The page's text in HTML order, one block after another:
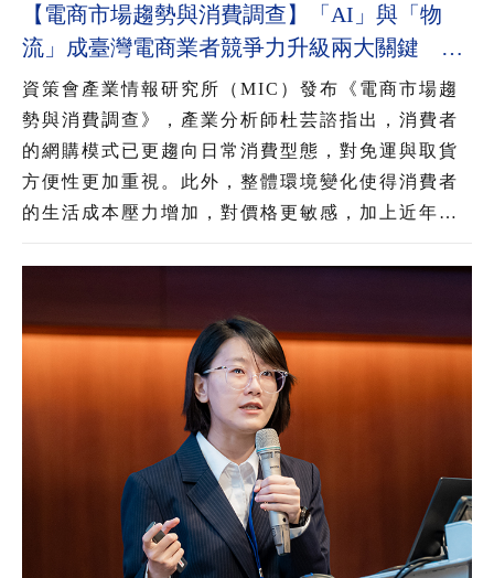
【電商市場趨勢與消費調查】「AI」與「物
流」成臺灣電商業者競爭力升級兩大關鍵 近
七成消費者期待AI比價功能，七成五到貨首選
超取
資策會產業情報研究所（MIC）發布《電商市場趨
勢與消費調查》，產業分析師杜芸諮指出，消費者
的網購模式已更趨向日常消費型態，對免運與取貨
方便性更加重視。此外，整體環境變化使得消費者
的生活成本壓力增加，對價格更敏感，加上近年境
商業者的巨大壓力。綜覽電商產業發展與臺灣消費
競爭力升級的兩大關鍵。